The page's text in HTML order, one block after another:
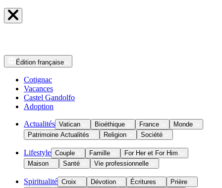
Édition française
Cotignac
Vacances
Castel Gandolfo
Adoption
Actualités Vatican Bioéthique France
Monde
Patrimoine Actualités
Religion Société
Lifestyle Couple Famille
For Her et For Him
Maison
Santé Vie professionnelle
Spiritualité Croix Dévotion Écritures
Prière